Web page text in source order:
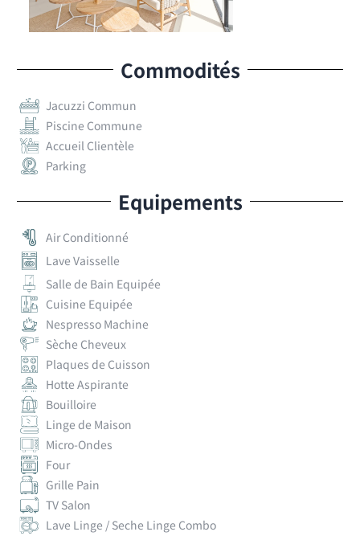
Commodités
Jacuzzi Commun
Piscine Commune
Accueil Clientèle
Parking
Equipements
Air Conditionné
Lave Vaisselle
Salle de Bain Equipée
Cuisine Equipée
Nespresso Machine
Sèche Cheveux
Plaques de Cuisson
Hotte Aspirante
Bouilloire
Linge de Maison
Micro-Ondes
Four
Grille Pain
TV Salon
Lave Linge / Seche Linge Combo